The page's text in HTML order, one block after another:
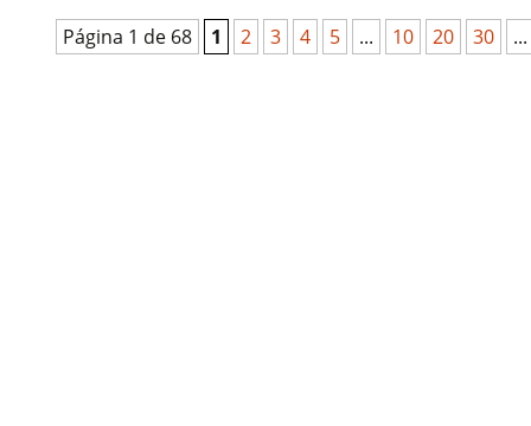
Página 1 de 68 1 2 3 4 5 ... 10 20 30 ...